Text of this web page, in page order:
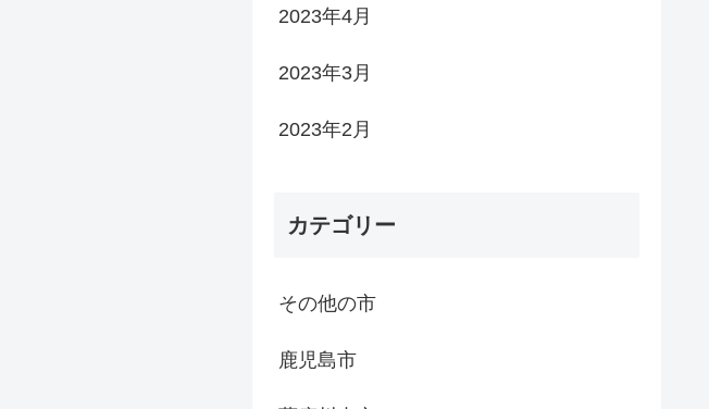
2023年4月
2023年3月
2023年2月
カテゴリー
その他の市
鹿児島市